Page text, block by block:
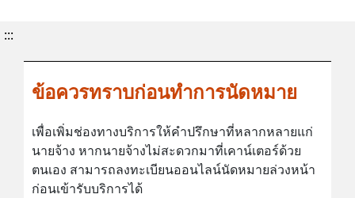
:::
ข้อควรทราบก่อนทำการนัดหมาย
เพื่อเพิ่มช่องทางบริการให้คำปรึกษาที่หลากหลายแก่
นายจ้าง หากนายจ้างไม่สะดวกมาที่เคาน์เตอร์ด้วย
ตนเอง สามารถลงทะเบียนออนไลน์นัดหมายล่วงหน้า
ก่อนเข้ารับบริการได้